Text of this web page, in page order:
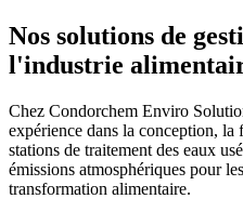
Nos solutions de
l'industrie
Chez Condorchem Enviro
expérience dans la conception, la
stations de traitement des eaux
émissions atmosphériques pour
transformation alimentaire.